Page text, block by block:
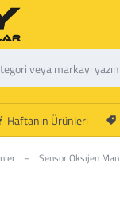
Haftanın Ürünleri
– Sensor Oksıjen